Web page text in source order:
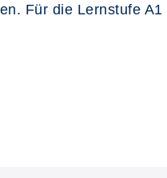
Für die Lernstufe A1